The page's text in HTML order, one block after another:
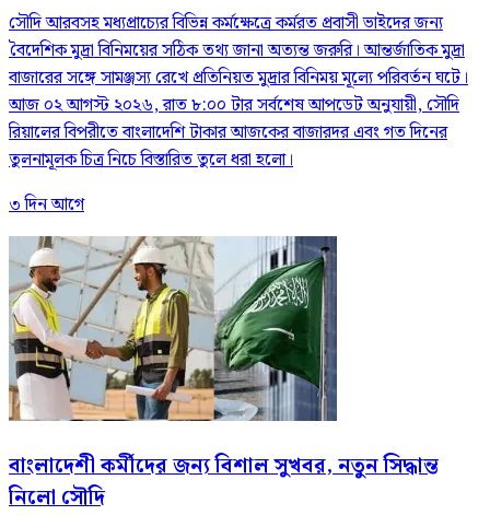
সৌদি আরবসহ মধ্যপ্রাচ্যের বিভিন্ন কর্মক্ষেত্রে কর্মরত প্রবাসী ভাইদের জন্য
বৈদেশিক মুদ্রা বিনিময়ের সঠিক তথ্য জানা অত্যন্ত জরুরি। আন্তর্জাতিক মুদ্রা
বাজারের সঙ্গে সামঞ্জস্য রেখে প্রতিনিয়ত মুদ্রার বিনিময় মূল্যে পরিবর্তন ঘটে।
আজ ০২ আগস্ট ২০২৬, রাত ৮:০০ টার সর্বশেষ আপডেট অনুযায়ী, সৌদি
রিয়ালের বিপরীতে বাংলাদেশি টাকার আজকের বাজারদর এবং গত দিনের
তুলনামূলক চিত্র নিচে বিস্তারিত তুলে ধরা হলো।
৩ দিন আগে
বাংলাদেশী কর্মীদের জন্য বিশাল সুখবর, নতুন সিদ্ধান্ত
নিলো সৌদি